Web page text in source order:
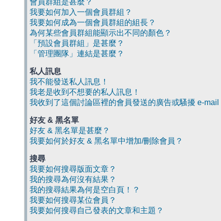
會員群組是甚麼？
我要如何加入一個會員群組？
我要如何成為一個會員群組的組長？
為何某些會員群組能顯示出不同的顏色？
「預設會員群組」是甚麼？
「管理團隊」連結是甚麼？
私人訊息
我不能發送私人訊息！
我老是收到不想要的私人訊息！
我收到了這個討論區裡的會員發送的廣告或騷擾 e-mail
好友 & 黑名單
好友 & 黑名單是甚麼？
我要如何於好友 & 黑名單中增加/刪除會員？
搜尋
我要如何搜尋版面文章？
我的搜尋為何沒有結果？
我的搜尋結果為何是空白頁！？
我要如何搜尋某位會員？
我要如何搜尋自己發表的文章和主題？